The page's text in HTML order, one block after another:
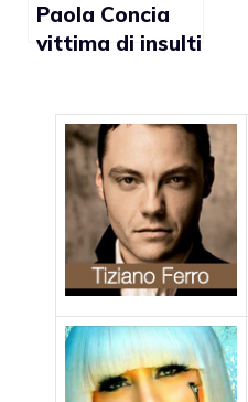
Paola Concia
vittima di insulti